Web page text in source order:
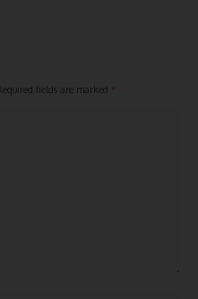
fields are marked *